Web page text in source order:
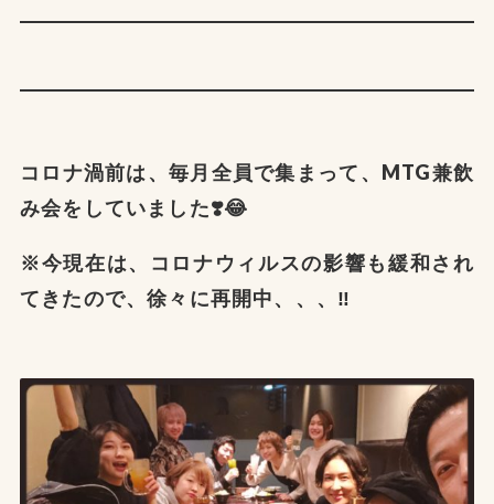
コロナ渦前は、毎月全員で集まって、MTG兼飲
み会をしていました❣️😂
※今現在は、コロナウィルスの影響も緩和され
てきたので、徐々に再開中、、、‼️